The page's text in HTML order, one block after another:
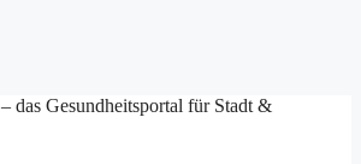
– das Gesundheitsportal für Stadt &